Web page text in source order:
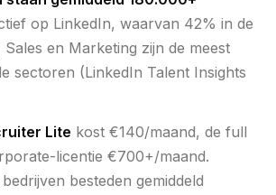
op LinkedIn, waarvan 42% in de
Sales en Marketing zijn de meest
sectoren (LinkedIn Talent Insights
Lite kost €140/maand, de full
licentie €700+/maand.
besteden gemiddeld